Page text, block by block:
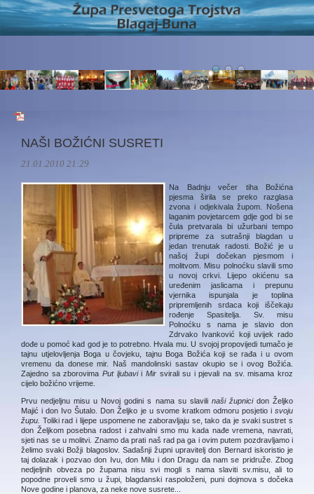
NAŠI BOŽIĆNI SUSRETI
21.01.2010 21:29
Na Badnju večer tiha Božićna
pjesma širila se preko razglasa
zvona i odjekivala župom. Nošena
laganim povjetarcem gdje god bi se
čula pretvarala bi užurbani tempo
pripreme za sutrašnji blagdan u
jedan trenutak radosti. Božić je u
našoj župi dočekan pjesmom i
molitvom. Misu polnoćku slavili smo
u novoj crkvi. Lijepo okićenu sa
uređenim jaslicama i prepunu
vjernika ispunjala je toplina
pripremljenih srdaca koji iščekaju
rođenje Spasitelja. Sv. misu
Polnoćku s nama je slavio don
Zdrvako Ivanković koji uvijek rado
dođe u pomoć kad god je to potrebno. Hvala mu. U svojoj propovijedi tumačo je
tajnu utjelovljenja Boga u čovjeku, tajnu Boga Božića koji se rađa i u ovom
vremenu da donese mir. Naš mandolinski sastav okupio se i ovog Božića.
Zajedno sa zborovima Put ljubavii Mirsvirali su i pjevali na sv. misama kroz
cijelo božićno vrijeme.
Prvu nedjeljnu misu u Novoj godini s nama su slavili naši župnicidon Željko
Majić i don Ivo Šutalo. Don Željko je u svome kratkom odmoru posjetio i svoju
župu. Toliki rad i lijepe uspomene ne zaboravljaju se, tako da je svaki sustret s
don Željkom posebna radost i zahvalni smo mu kada nađe vremena, navrati,
sjeti nas se u molitvi. Znamo da prati naš rad pa ga i ovim putem pozdravljamo i
želimo svaki Božji blagoslov. Sadašnji župni upravitelj don Bernard iskoristio je
taj dolazak i pozvao don Ivu, don Milu i don Dragu da nam se pridruže. Zbog
nedjeljnih obveza po župama nisu svi mogli s nama slaviti sv.misu, ali to
popodne proveli smo u župi, blagdanski raspoloženi, puni dojmova s dočeka
Nove godine i planova, za neke nove susrete...